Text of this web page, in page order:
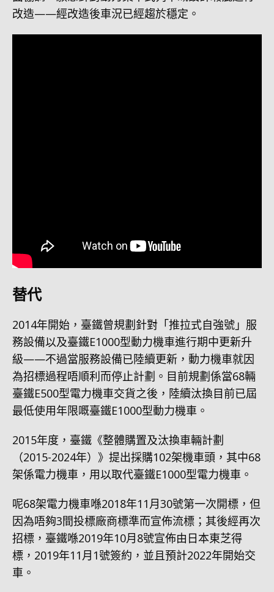
改造——經改造後車況已經趨於穩定。
替代
2014年開始，臺鐵曾規劃針對「推拉式自強號」服
務設備以及臺鐵E1000型動力機車進行期中更新升
級——不過當服務設備已陸續更新，動力機車就因
為招標過程唔順利而停止計劃。目前規劃係當68輛
臺鐵E500型電力機車交貨之後，陸續汰換目前已屆
最低使用年限嘅臺鐵E1000型動力機車。
2015年度，臺鐵《整體購置及汰換車輛計劃
（2015-2024年）》提出採購102架機車頭，其中68
架係電力機車，用以取代臺鐵E1000型電力機車。
呢68架電力機車喺2018年11月30號第一次開標，但
因為唔夠3間投標廠商標準而宣佈流標；其後經再次
招標，臺鐵喺2019年10月8號宣佈由日本東芝得
標，2019年11月1號簽約，並且預計2022年開始交
車。